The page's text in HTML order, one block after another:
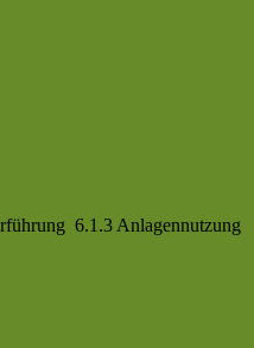
6.1.3 Anlagennutzung